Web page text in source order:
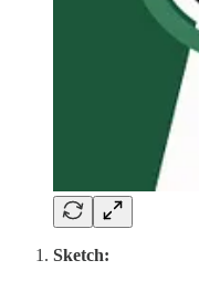
Sketch: